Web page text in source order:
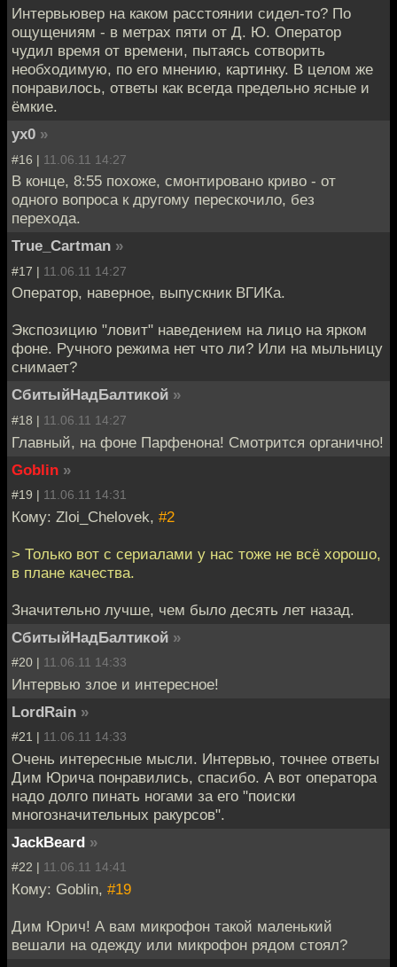
Интервьювер на каком расстоянии сидел-то? По
ощущениям - в метрах пяти от Д. Ю. Оператор
чудил время от времени, пытаясь сотворить
необходимую, по его мнению, картинку. В целом же
понравилось, ответы как всегда предельно ясные и
ёмкие.
yx0 »
#16 | 11.06.11 14:27
В конце, 8:55 похоже, смонтировано криво - от
одного вопроса к другому перескочило, без
перехода.
True_Cartman »
#17 | 11.06.11 14:27
Оператор, наверное, выпускник ВГИКа.
Экспозицию "ловит" наведением на лицо на ярком
фоне. Ручного режима нет что ли? Или на мыльницу
снимает?
СбитыйНадБалтикой »
#18 | 11.06.11 14:27
Главный, на фоне Парфенона! Смотрится органично!
Goblin »
#19 | 11.06.11 14:31
Кому: Zloi_Chelovek, #2
> Только вот с сериалами у нас тоже не всё хорошо,
в плане качества.
Значительно лучше, чем было десять лет назад.
СбитыйНадБалтикой »
#20 | 11.06.11 14:33
Интервью злое и интересное!
LordRain »
#21 | 11.06.11 14:33
Очень интересные мысли. Интервью, точнее ответы
Дим Юрича понравились, спасибо. А вот оператора
надо долго пинать ногами за его "поиски
многозначительных ракурсов".
JackBeard »
#22 | 11.06.11 14:41
Кому: Goblin, #19
Дим Юрич! А вам микрофон такой маленький
вешали на одежду или микрофон рядом стоял?